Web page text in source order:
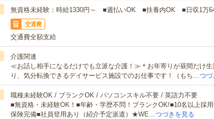
無資格未経験：時給1330円～ ■週払いOK ■扶養内OK ■日収1万
交通費
交通費全額支給
介護関連
≪お話し相手になるだけでも立派な介護！≫＊お年寄りが昼間だけ生
り、気分転換できるデイサービス施設でのお仕事です！（もち…つづ
職種未経験OK / ブランクOK / パソコンスキル不要 / 英語力不要
■無資格・未経験OK！■年齢・学歴不問！ブランクOK!■10名以上採
保険完備■社員登用あり（紹介予定派遣）★WE…つづきを見る